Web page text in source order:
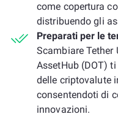
come copertura
distribuendo gli
Preparati per le
Scambiare Tether
AssetHub (DOT)
delle criptovalute
consentendoti di
innovazioni.